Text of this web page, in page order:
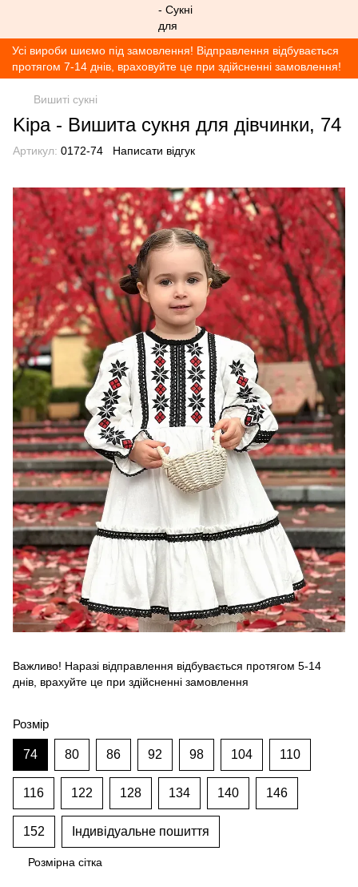
Усі вироби шиємо під замовлення! Відправлення відбувається
протягом 7-14 днів, враховуйте це при здійсненні замовлення!
Вишиті сукні
Kipa - Вишита сукня для дівчинки, 74
Артикул: 0172-74 Написати відгук
Важливо! Наразі відправлення відбувається протягом 5-14
днів, врахуйте це при здійсненні замовлення
Розмір
74 80 86 92 98 104 110
116 122 128 134 140 146
152 Індивідуальне пошиття
Розмірна сітка